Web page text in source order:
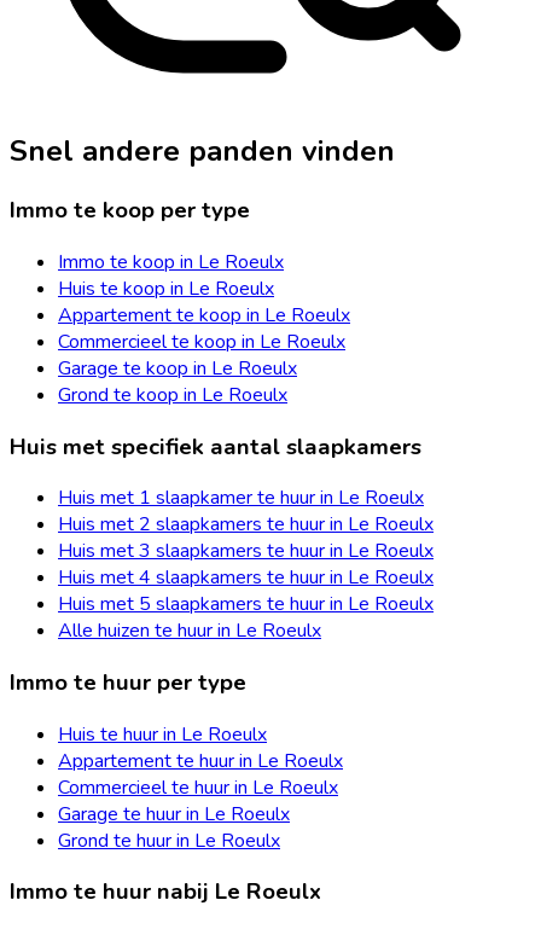
Snel andere panden vinden
Immo te koop per type
Immo te koop in Le Roeulx
Huis te koop in Le Roeulx
Appartement te koop in Le Roeulx
Commercieel te koop in Le Roeulx
Garage te koop in Le Roeulx
Grond te koop in Le Roeulx
Huis met specifiek aantal slaapkamers
Huis met 1 slaapkamer te huur in Le Roeulx
Huis met 2 slaapkamers te huur in Le Roeulx
Huis met 3 slaapkamers te huur in Le Roeulx
Huis met 4 slaapkamers te huur in Le Roeulx
Huis met 5 slaapkamers te huur in Le Roeulx
Alle huizen te huur in Le Roeulx
Immo te huur per type
Huis te huur in Le Roeulx
Appartement te huur in Le Roeulx
Commercieel te huur in Le Roeulx
Garage te huur in Le Roeulx
Grond te huur in Le Roeulx
Immo te huur nabij Le Roeulx